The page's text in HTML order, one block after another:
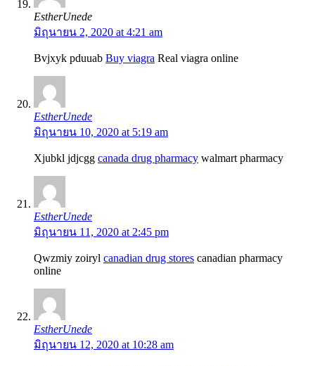
EstherUnede
มิถุนายน 2, 2020 at 4:21 am
Bvjxyk pduuab Buy viagra Real viagra online
EstherUnede
มิถุนายน 10, 2020 at 5:19 am
Xjubkl jdjcgg canada drug pharmacy walmart pharmacy
EstherUnede
มิถุนายน 11, 2020 at 2:45 pm
Qwzmiy zoiryl canadian drug stores canadian pharmacy
online
EstherUnede
มิถุนายน 12, 2020 at 10:28 am